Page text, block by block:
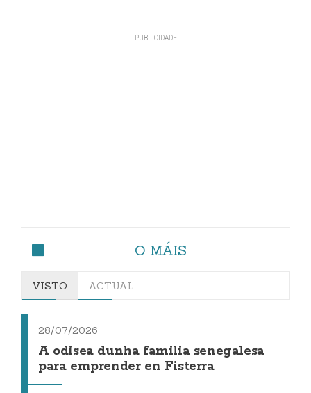
O MÁIS
VISTO ACTUAL
28/07/2026
A odisea dunha familia senegalesa
para emprender en Fisterra